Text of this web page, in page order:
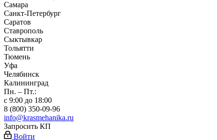
Самара
Санкт-Петербург
Саратов
Ставрополь
Сыктывкар
Тольятти
Тюмень
Уфа
Челябинск
Калининград
Пн. – Пт.:
с 9:00 до 18:00
8 (800) 350-09-96
info@krasmehanika.ru
Запросить КП
Войти